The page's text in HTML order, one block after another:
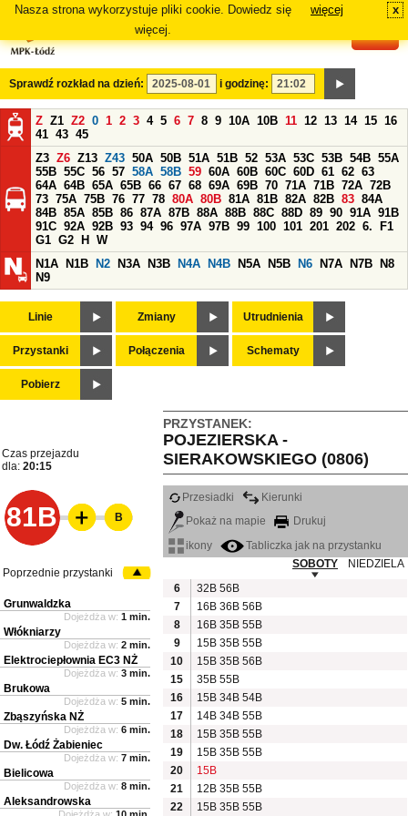
Nasza strona wykorzystuje pliki cookie. Dowiedz się
więcej.
więcej x
Sprawdź rozkład na dzień: i godzinę:
Z Z1 Z2 0 1 2 3 4 5 6 7 8 9 10A 10B 11 12 13 14 15 16
41 43 45
Z3 Z6 Z13 Z43 50A 50B 51A 51B 52 53A 53C 53B 54B 55A
55B 55C 56 57 58A 58B 59 60A 60B 60C 60D 61 62 63
64A 64B 65A 65B 66 67 68 69A 69B 70 71A 71B 72A 72B
73 75A 75B 76 77 78 80A 80B 81A 81B 82A 82B 83 84A
84B 85A 85B 86 87A 87B 88A 88B 88C 88D 89 90 91A 91B
91C 92A 92B 93 94 96 97A 97B 99 100 101 201 202 6.
F1
G1 G2 H
W
N1A
N1B N2 N3A N3B N4A N4B N5A N5B N6 N7A N7B
N8
N9
Linie Zmiany Utrudnienia
Przystanki Połączenia Schematy
Pobierz
PRZYSTANEK:
POJEZIERSKA -
SIERAKOWSKIEGO (0806)
Czas przejazdu
dla: 20:15
81B
Przesiadki
Kierunki
Pokaż na mapie
Drukuj
ikony
Tabliczka jak na przystanku
SOBOTY
NIEDZIELA
6
32B 56B
7
16B 36B 56B
8
16B 35B 55B
9
15B 35B 55B
10
15B 35B 56B
15
35B 55B
16
15B 34B 54B
17
14B 34B 55B
18
15B 35B 55B
19
15B 35B 55B
20
15B
21
12B 35B 55B
22
15B 35B 55B
B
Poprzednie przystanki
Grunwaldzka
Dojeżdża w: 1 min.
Włókniarzy
Dojeżdża w: 2 min.
Elektrociepłownia EC3 NŻ
Dojeżdża w: 3 min.
Brukowa
Dojeżdża w: 5 min.
Zbąszyńska NŻ
Dojeżdża w: 6 min.
Dw. Łódź Żabieniec
Dojeżdża w: 7 min.
Bielicowa
Dojeżdża w: 8 min.
Aleksandrowska